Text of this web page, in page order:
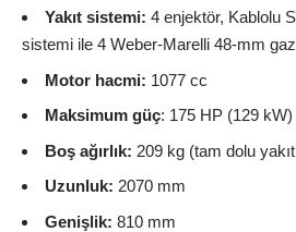
Yakıt sistemi: 4 enjektör, Kablolu
sistemi ile 4 Weber-Marelli 48-mm
Motor hacmi: 1077 cc
Maksimum güç: 175 HP (129
Boş ağırlık: 209 kg (tam dolu
Uzunluk: 2070 mm
Genişlik: 810 mm